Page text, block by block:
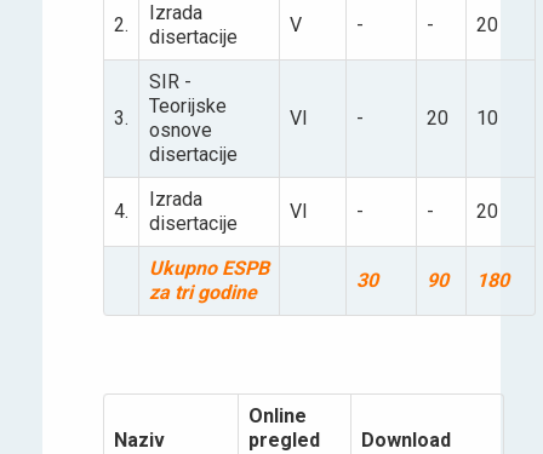
2.
Izrada
disertacije
V - - 20
3.
SIR -
Teorijske
osnove
disertacije
VI - 20 10
4.
Izrada
disertacije
VI - - 20
Ukupno ESPB
za tri godine
30 90 180
Naziv
Online
pregled
Download